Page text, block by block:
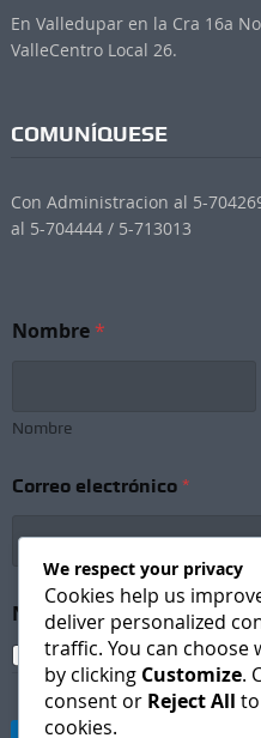
En Valledupar en la Cra 16a
ValleCentro Local 26.
COMUNÍQUESE
Con Administracion al 5-
al 5-704444 / 5-713013
o
e
l
c
ó
i
Nombre*
Nombre
Correo electrónico *
Newsletter Subscription*
I agree to receive
We respect your privacy
Cookies help us
deliver personalized
traffic. You can choose
by clicking Customize.
consent or Reject All
cookies.